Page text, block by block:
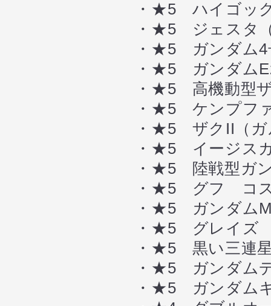
・★5 ハイゴッ
・★5 ジェスタ（
・★5 ガンダム4
・★5 ガンダム
・★5 高機動型ザ
・★5 ケンプフ
・★5 ザクII（ガ
・★5 イージスガ
・★5 陸戦型ガ
・★5 グフ コ
・★5 ガンダム
・★5 グレイズ
・★5 黒い三連星
・★5 ガンダム
・★5 ガンダムキ